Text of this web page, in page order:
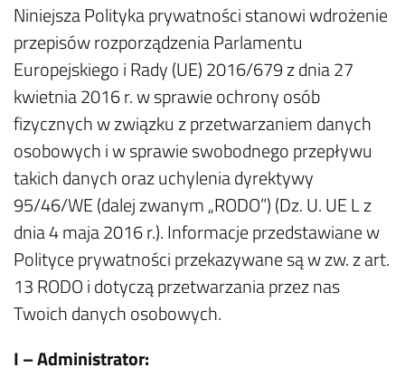
Niniejsza Polityka prywatności stanowi wdrożenie
przepisów rozporządzenia Parlamentu
Europejskiego i Rady (UE) 2016/679 z dnia 27
kwietnia 2016 r. w sprawie ochrony osób
fizycznych w związku z przetwarzaniem danych
osobowych i w sprawie swobodnego przepływu
takich danych oraz uchylenia dyrektywy
95/46/WE (dalej zwanym „RODO”) (Dz. U. UE L z
dnia 4 maja 2016 r.). Informacje przedstawiane w
Polityce prywatności przekazywane są w zw. z art.
13 RODO i dotyczą przetwarzania przez nas
Twoich danych osobowych.
I – Administrator: